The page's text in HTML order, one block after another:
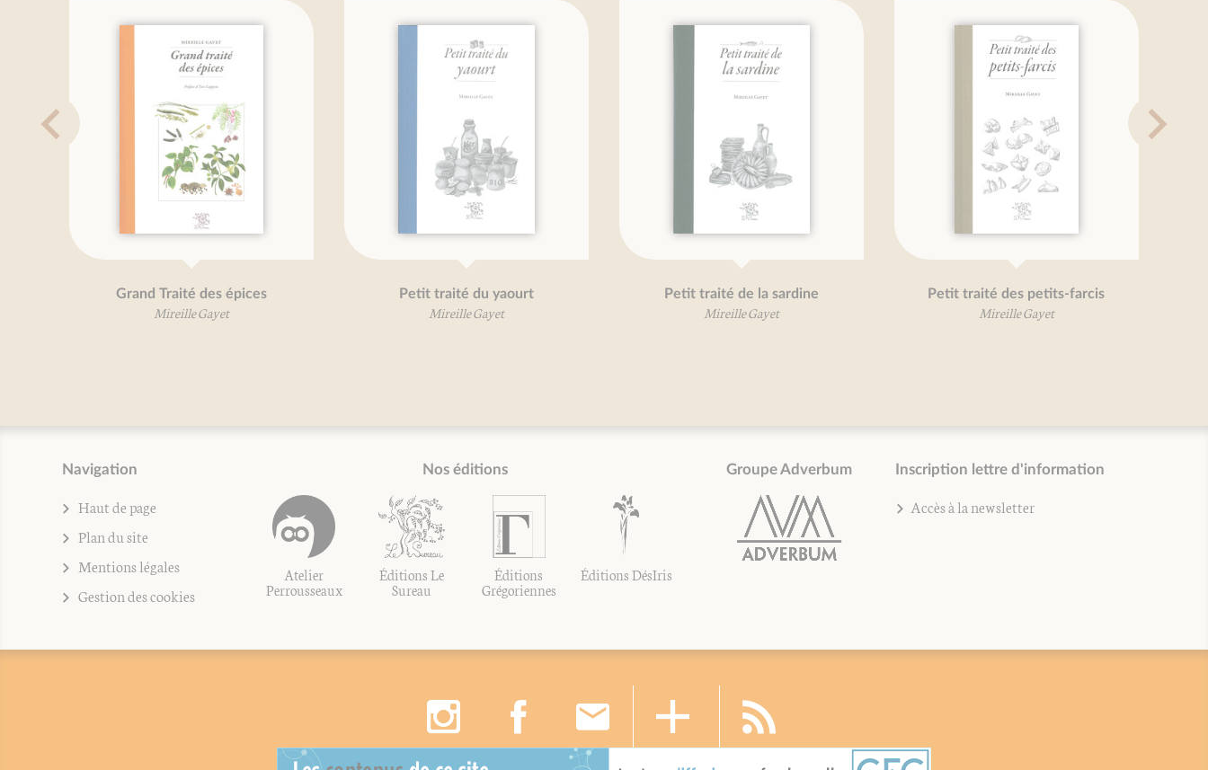
Grand Traité des épices
Mireille Gayet
Petit traité du yaourt
Mireille Gayet
Petit traité de la sardine
Mireille Gayet
Petit traité des petits-farcis
Mireille Gayet
Navigation
Haut de page
Plan du site
Mentions légales
Gestion des cookies
Nos éditions
Atelier
Perrousseaux
Éditions Le
Sureau
Éditions
Grégoriennes
Éditions DésIris
Groupe Adverbum Inscription lettre d'information
Accès à la newsletter